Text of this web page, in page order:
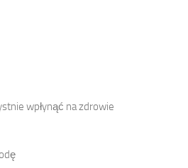
wpłynąć na zdrowie